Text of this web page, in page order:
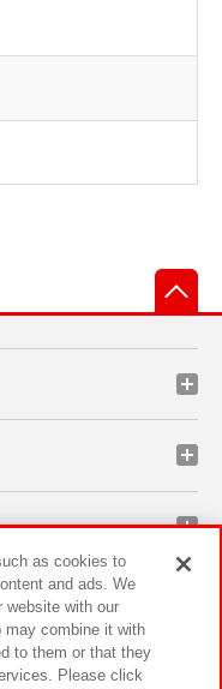
as cookies to
and ads. We
website with our
may combine it with
to them or that they
Please click